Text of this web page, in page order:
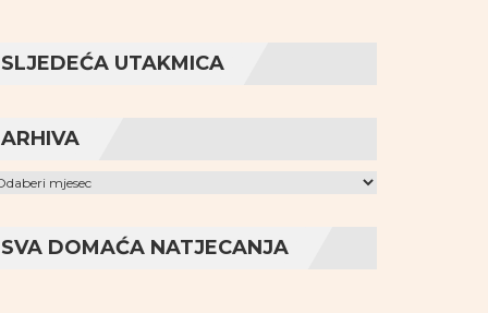
SLJEDEĆA UTAKMICA
ARHIVA
SVA DOMAĆA NATJECANJA